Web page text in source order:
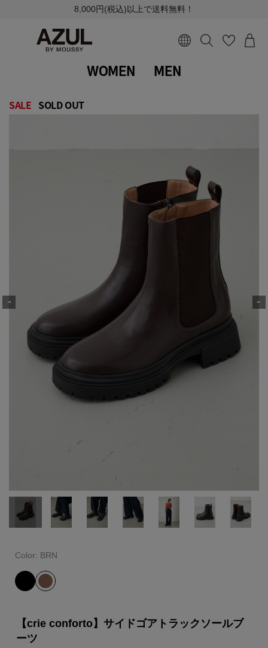
8,000円(税込)以上で送料無料！
WOMEN MEN
SALE SOLD OUT
Color: BRN
【crie conforto】サイドゴアトラックソールブ
ーツ